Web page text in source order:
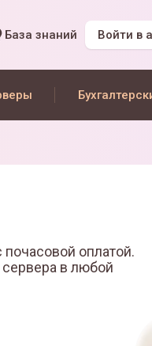
База знаний Войти в
оплатой.
в любой